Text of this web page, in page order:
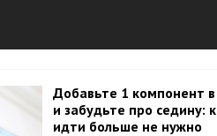
Добавьте 1 компонент
и забудьте про седину:
идти больше не нужно